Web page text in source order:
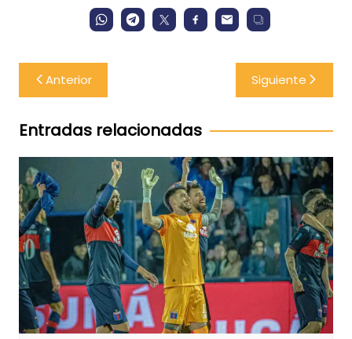
Navegación
de
entradas
Anterior Siguiente
Entradas relacionadas